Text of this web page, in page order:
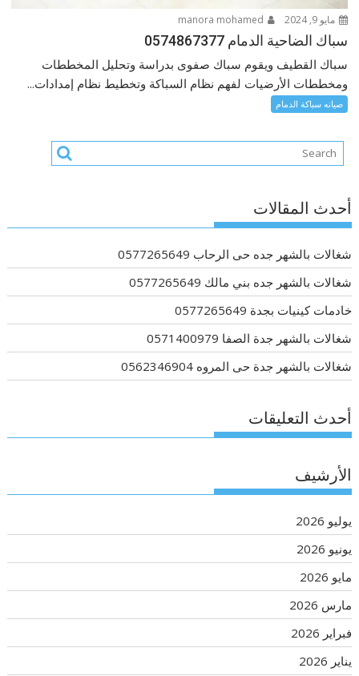
مايو 9, 2024
سباك الضاحية الدمام 0574867377
سباك القطيف ويقوم سباك صفوى بدراسة وتحليل المخططات
ومخططات الأرضيات لفهم نظام السباكة وتخطيط نظام إمدادات...
صيانه سباكة الدمام
أحدث المقالات
شغالات بالشهر جده حى الرحاب 0577265649
شغالات بالشهر جده بني مالك 0577265649
خادمات كينيات بجدة 0577265649
شغالات بالشهر جدة الصفا 0571400979
شغالات بالشهر جدة حى المروه 0562346904
أحدث التعليقات
الأرشيف
يوليو 2026
يونيو 2026
مايو 2026
مارس 2026
فبراير 2026
يناير 2026